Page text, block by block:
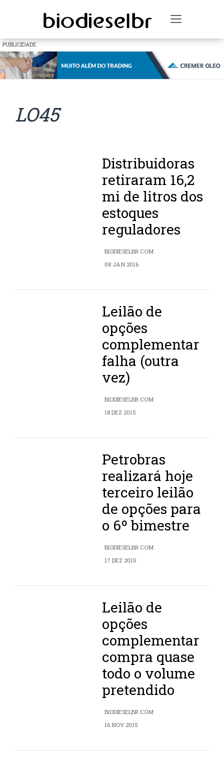
Toggle
PUBLICIDADE
LO45
Distribuidoras
retiraram 16,2
mi de litros dos
estoques
reguladores
BIODIESELBR.COM
08 JAN 2016
Leilão de
opções
complementar
falha (outra
vez)
BIODIESELBR.COM
18 DEZ 2015
Petrobras
realizará hoje
terceiro leilão
de opções para
o 6º bimestre
BIODIESELBR.COM
17 DEZ 2015
Leilão de
opções
complementar
compra quase
todo o volume
pretendido
BIODIESELBR.COM
16 NOV 2015